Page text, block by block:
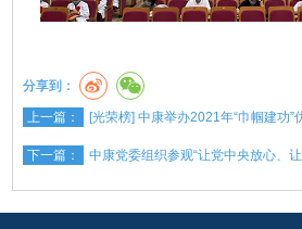
分享到：
上一篇： [光荣榜] 中康举办2021年“巾帼建功”
下一篇： 中康党委组织参观“让党中央放心、